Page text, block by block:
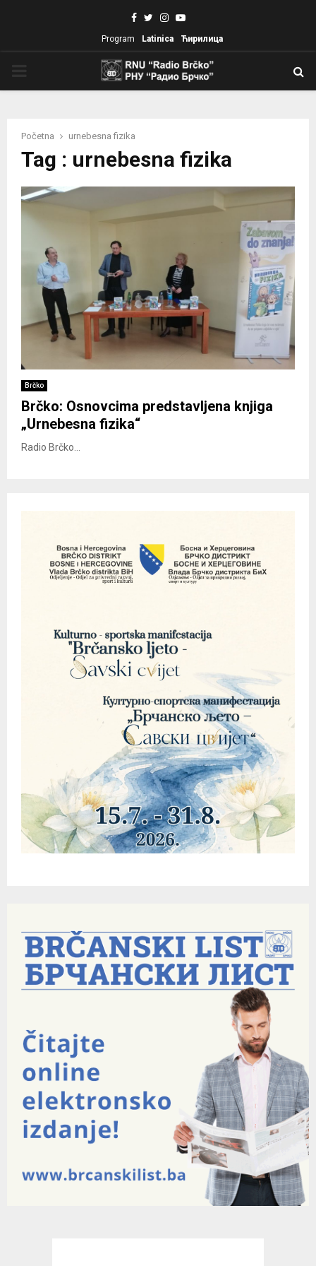
Facebook
TwitterInstagram
Youtube
Program Latinica Ћирилица
Početna urnebesna fizika
Tag : urnebesna fizika
Brčko
Brčko: Osnovcima predstavljena knjiga
„Urnebesna fizika“
Radio Brčko...